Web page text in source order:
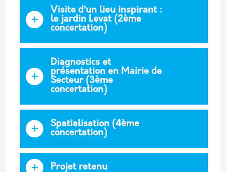
Visite d’un lieu inspirant :
le jardin Levat (2ème
concertation)
Diagnostics et
présentation en Mairie de
Secteur (3ème
concertation)
Spatialisation (4ème
concertation)
Projet retenu